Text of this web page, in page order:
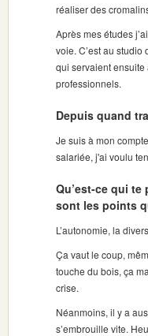
réaliser des
Après mes études
voie. C’est au
qui servaient
professionnels.
Depuis quand
Je suis à mon
salariée, j'ai voulu
Qu’est-ce qui
sont les points
L’autonomie, la
Ça vaut le coup,
touche du bois, ça
crise.
Néanmoins, il y a
s’embrouille vite.